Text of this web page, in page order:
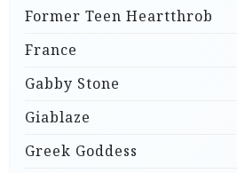
Former Teen Heartthrob
France
Gabby Stone
Giablaze
Greek Goddess